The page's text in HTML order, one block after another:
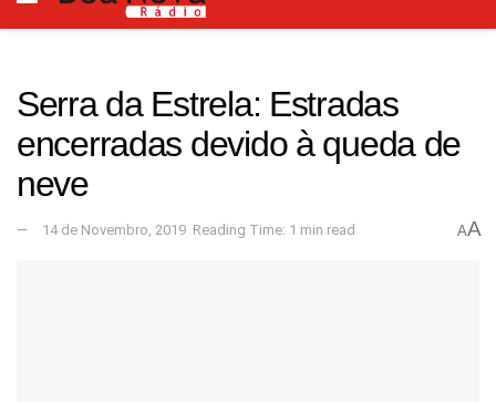
Serra da Estrela: Estradas
encerradas devido à queda de
neve
14 de Novembro, 2019 Reading Time: 1 min read AA